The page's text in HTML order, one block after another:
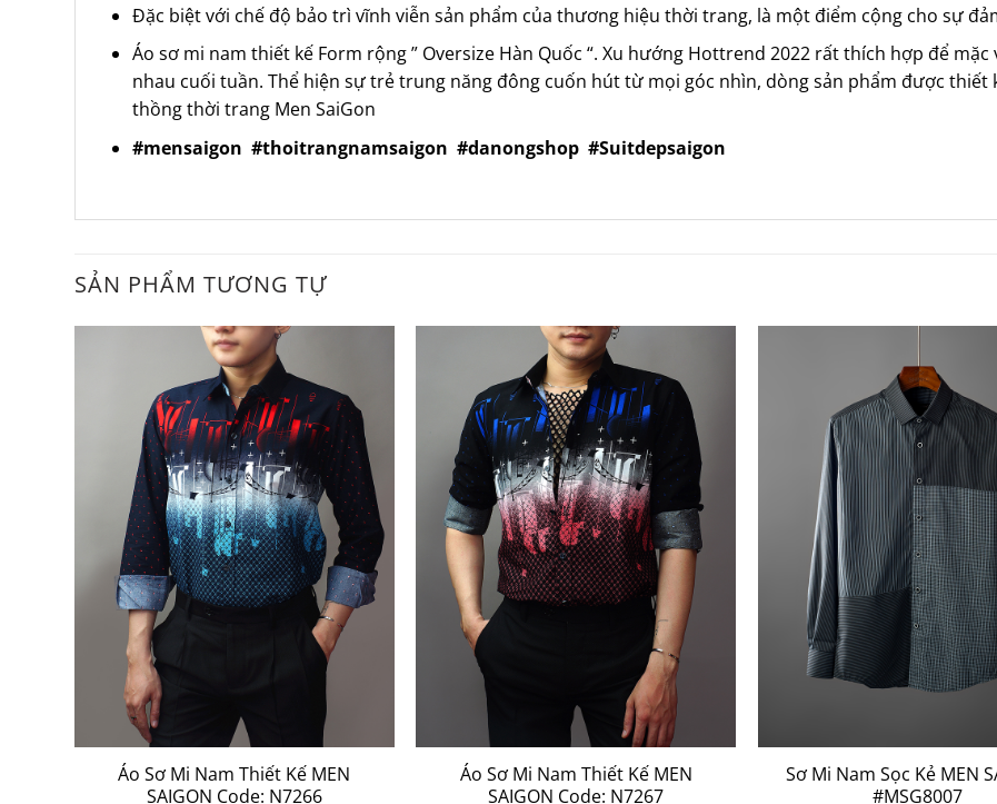
Đặc biệt với chế độ bảo trì vĩnh viễn sản phẩm của thương hiệu thời trang, là một điểm cộng cho sự
Áo sơ mi nam thiết kế Form rộng ” Oversize Hàn Quốc “. Xu hướng Hottrend 2022rất thích hợp để mặc
nhau cuối tuần. Thể hiện sự trẻ trung năng đông cuốn hút từ mọi góc nhìn, dòng sản phẩm được thiết
thồng thời trang Men SaiGon
#mensaigon #thoitrangnamsaigon #danongshop #Suitdepsaigon
SẢN PHẨM TƯƠNG TỰ
Áo Sơ Mi Nam Thiết Kế MEN
SAIGON Code: N7266
Áo Sơ Mi Nam Thiết Kế MEN
SAIGON Code: N7267
Sơ Mi Nam Sọc Kẻ MEN
#MSG8007